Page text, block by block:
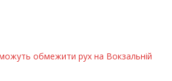
можуть обмежити рух на Вокзальній